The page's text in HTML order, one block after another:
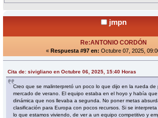
jmpn
Re:ANTONIO CORDÓN
« Respuesta #97 en: Octubre 07, 2025,
Cita de: sivigliano en Octubre 06, 2025, 15:40 Horas
Creo que se malinterpretó un poco lo que dijo en la rueda de
mercado de verano. El equipo estaba en el hoyo y había
dinámica que nos llevaba a segunda. No poner metas
clasificación para Europa con pocos recursos. Si se
lo que estamos viviendo, de ver a un equipo competitivo y